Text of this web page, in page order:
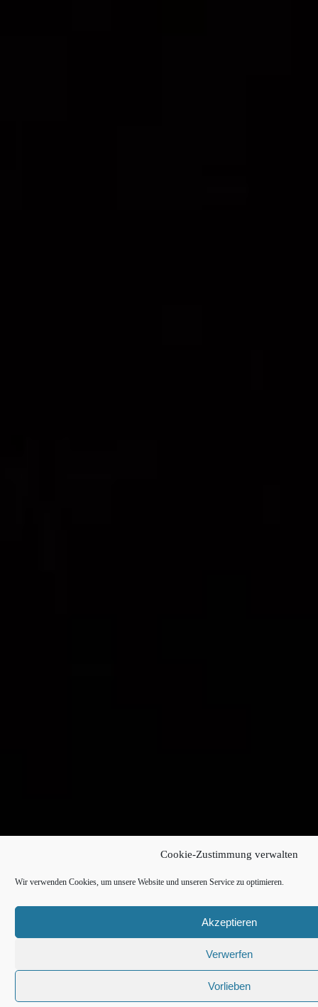
Cookie-Zustimmung verwalten
Wir verwenden Cookies, um unsere Website und unseren Service zu optimieren.
Akzeptieren
Verwerfen
Vorlieben